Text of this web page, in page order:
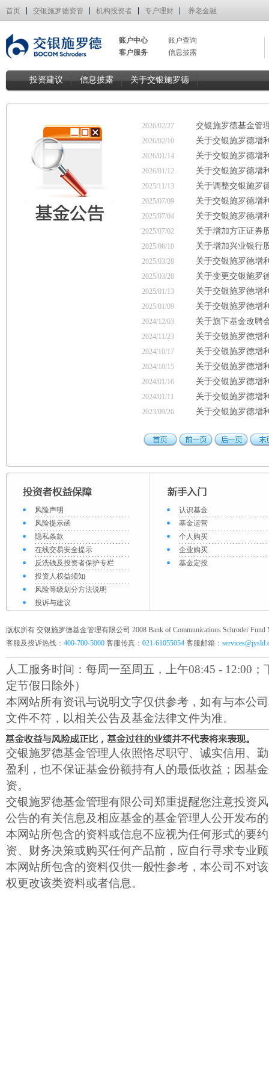
首页 交银施罗德资管 机构投资者 专户理财 养老金融
账户中心
账户查询
客户服务
信息披露
投资建议 信息披露 关于交银施罗德
2026/02/27 交银施罗德基金管
2026/02/10 关于交银施罗德增
2026/01/14 关于交银施罗德增
2026/01/12 关于交银施罗德增
2025/11/13 关于调整交银施罗
2025/07/09 关于交银施罗德增
2025/07/04 关于交银施罗德增
2025/07/02 关于增加方正证券
2025/06/10 关于增加兴业银行
2025/03/28 关于交银施罗德增
2025/03/28 关于变更交银施罗
2025/01/13 关于交银施罗德增
2025/01/09 关于交银施罗德增
2024/12/03 关于旗下基金改聘
2024/11/23 关于交银施罗德增
2024/10/17 关于交银施罗德增
2024/10/15 关于交银施罗德增
2024/01/16 关于交银施罗德增
2024/01/11 关于交银施罗德增
2023/09/26 关于交银施罗德增
风险声明
风险提示函
隐私条款
在线交易安全提示
反洗钱及投资者保护专栏
投资人权益须知
风险等级划分方法说明
投诉与建议
认识基金
基金运营
个人购买
企业购买
基金定投
版权所有 交银施罗德基金管理有限公司 2008 Bank of Communications Schroder Fund
客服及投诉热线： 400-700-5000 客服传真： 021-61055054 客服邮箱：
人工服务时间：每周一至周五，上午08:45 - 12:00；
定节假日除外）
本网站所有资讯与说明文字仅供参考，如有与本公
文件不符，以相关公告及基金法律文件为准。
交银施罗德基金管理人依照恪尽职守、诚实信用、
盈利，也不保证基金份额持有人的最低收益；因基
资。
交银施罗德基金管理有限公司郑重提醒您注意投资
公告的有关信息及相应基金的基金管理人公开发布
本网站所包含的资料或信息不应视为任何形式的要
资、财务决策或购买任何产品前，应自行寻求专业
本网站所包含的资料仅供一般性参考，本公司不对
权更改该类资料或者信息。